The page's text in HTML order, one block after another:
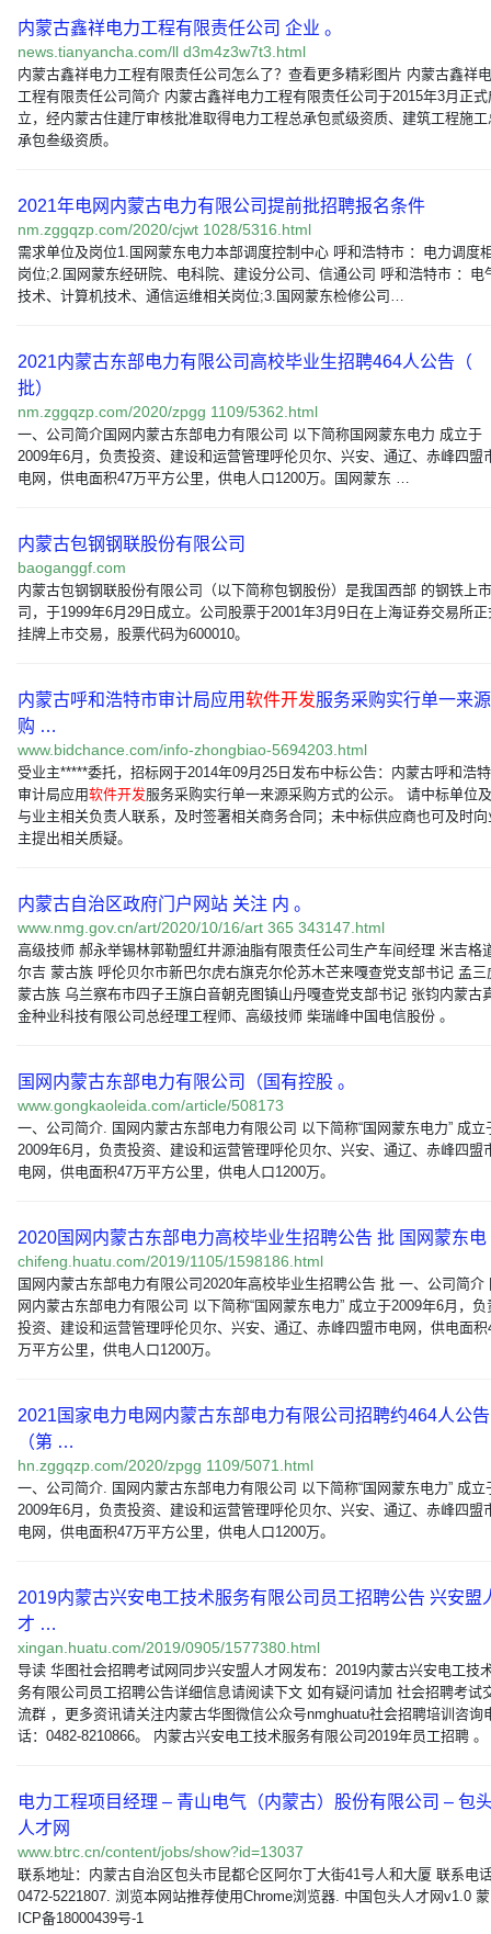
内蒙古鑫祥电力工程有限责任公司 企业 。
news.tianyancha.com/ll d3m4z3w7t3.html
内蒙古鑫祥电力工程有限责任公司怎么了？查看更多精彩图片 内蒙古鑫祥
工程有限责任公司简介 内蒙古鑫祥电力工程有限责任公司于2015年3月正式
立，经内蒙古住建厅审核批准取得电力工程总承包贰级资质、建筑工程施工
承包叁级资质。
2021年电网内蒙古电力有限公司提前批招聘报名条件
nm.zggqzp.com/2020/cjwt 1028/5316.html
需求单位及岗位1.国网蒙东电力本部调度控制中心 呼和浩特市 ：电力调度
岗位;2.国网蒙东经研院、电科院、建设分公司、信通公司 呼和浩特市 ：电
技术、计算机技术、通信运维相关岗位;3.国网蒙东检修公司…
2021内蒙古东部电力有限公司高校毕业生招聘464人公告（
批）
nm.zggqzp.com/2020/zpgg 1109/5362.html
一、公司简介国网内蒙古东部电力有限公司 以下简称国网蒙东电力 成立于
2009年6月，负责投资、建设和运营管理呼伦贝尔、兴安、通辽、赤峰四盟
电网，供电面积47万平方公里，供电人口1200万。国网蒙东 …
内蒙古包钢钢联股份有限公司
baoganggf.com
内蒙古包钢钢联股份有限公司（以下简称包钢股份）是我国西部 的钢铁上
司，于1999年6月29日成立。公司股票于2001年3月9日在上海证券交易所正
挂牌上市交易，股票代码为600010。
内蒙古呼和浩特市审计局应用软件开发服务采购实行单一来
购 …
www.bidchance.com/info-zhongbiao-5694203.html
受业主*****委托，招标网于2014年09月25日发布中标公告：内蒙古呼和浩
审计局应用软件开发服务采购实行单一来源采购方式的公示。 请中标单位
与业主相关负责人联系，及时签署相关商务合同；未中标供应商也可及时向
主提出相关质疑。
内蒙古自治区政府门户网站 关注 内 。
www.nmg.gov.cn/art/2020/10/16/art 365 343147.html
高级技师 郝永举锡林郭勒盟红井源油脂有限责任公司生产车间经理 米吉格
尔吉 蒙古族 呼伦贝尔市新巴尔虎右旗克尔伦苏木芒来嘎查党支部书记 孟三
蒙古族 乌兰察布市四子王旗白音朝克图镇山丹嘎查党支部书记 张钧内蒙古
金种业科技有限公司总经理工程师、高级技师 柴瑞峰中国电信股份 。
国网内蒙古东部电力有限公司（国有控股 。
www.gongkaoleida.com/article/508173
一、公司简介. 国网内蒙古东部电力有限公司 以下简称“国网蒙东电力” 成立
2009年6月，负责投资、建设和运营管理呼伦贝尔、兴安、通辽、赤峰四盟
电网，供电面积47万平方公里，供电人口1200万。
2020国网内蒙古东部电力高校毕业生招聘公告 批 国网蒙东
chifeng.huatu.com/2019/1105/1598186.html
国网内蒙古东部电力有限公司2020年高校毕业生招聘公告 批 一、公司简介
网内蒙古东部电力有限公司 以下简称“国网蒙东电力” 成立于2009年6月，负
投资、建设和运营管理呼伦贝尔、兴安、通辽、赤峰四盟市电网，供电面积
万平方公里，供电人口1200万。
2021国家电力电网内蒙古东部电力有限公司招聘约464人公告
（第 …
hn.zggqzp.com/2020/zpgg 1109/5071.html
一、公司简介. 国网内蒙古东部电力有限公司 以下简称“国网蒙东电力” 成立
2009年6月，负责投资、建设和运营管理呼伦贝尔、兴安、通辽、赤峰四盟
电网，供电面积47万平方公里，供电人口1200万。
2019内蒙古兴安电工技术服务有限公司员工招聘公告 兴安盟
才 …
xingan.huatu.com/2019/0905/1577380.html
导读 华图社会招聘考试网同步兴安盟人才网发布：2019内蒙古兴安电工技
务有限公司员工招聘公告详细信息请阅读下文 如有疑问请加 社会招聘考试
流群 ，更多资讯请关注内蒙古华图微信公众号nmghuatu社会招聘培训咨询
话：0482-8210866。 内蒙古兴安电工技术服务有限公司2019年员工招聘 。
电力工程项目经理 – 青山电气（内蒙古）股份有限公司 – 包
人才网
www.btrc.cn/content/jobs/show?id=13037
联系地址：内蒙古自治区包头市昆都仑区阿尔丁大街41号人和大厦 联系电
0472-5221807. 浏览本网站推荐使用Chrome浏览器. 中国包头人才网v1.0 蒙
ICP备18000439号-1